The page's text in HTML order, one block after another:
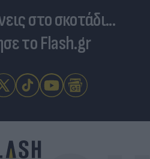
στο σκοτάδι...
το Flash.gr